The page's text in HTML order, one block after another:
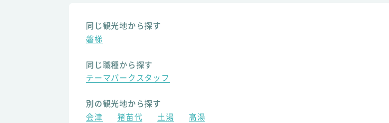
同じ観光地から探す
磐梯
同じ職種から探す
テーマパークスタッフ
別の観光地から探す
会津
猪苗代 土湯 高湯